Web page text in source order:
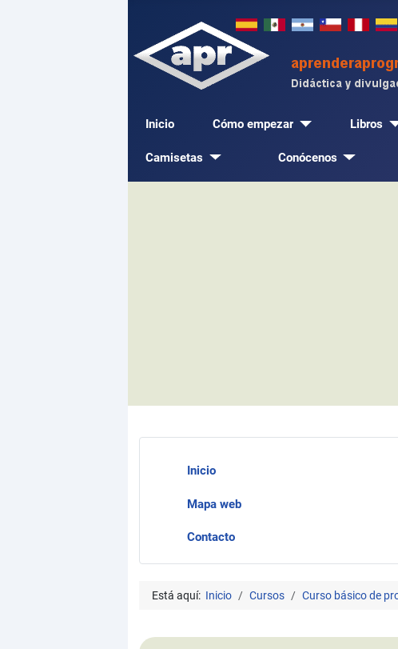
Inicio Cómo empezar Libros
Camisetas Conócenos
Inicio
Mapa web
Contacto
Está aquí: Inicio Cursos Curso básico de